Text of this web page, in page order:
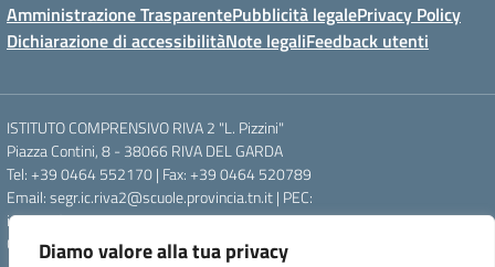
Diamo valore alla tua privacy
Amministrazione TrasparentePubblicità legalePrivacy Policy
Dichiarazione di accessibilitàNote legaliFeedback utenti
ISTITUTO COMPRENSIVO RIVA 2 "L. Pizzini"
Piazza Contini, 8 - 38066 RIVA DEL GARDA
Tel: +39 0464 552170 | Fax: +39 0464 520789
Email: segr.ic.riva2@scuole.provincia.tn.it | PEC:
ic.riva2@pec.provincia.tn.it
Codice fiscale: 84003390220